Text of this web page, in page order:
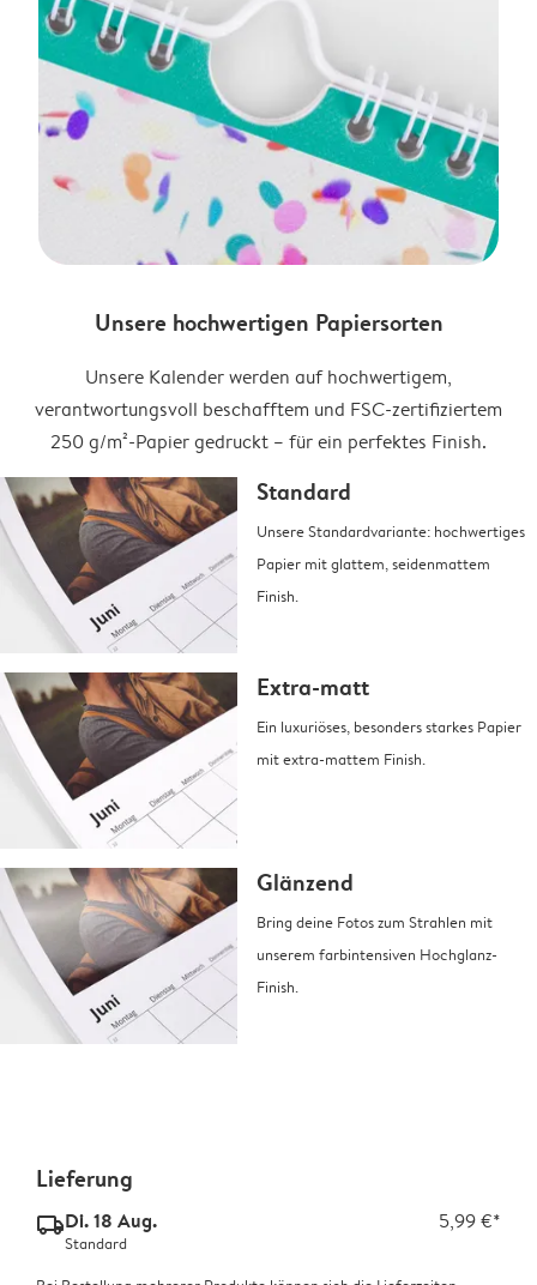
Unsere hochwertigen Papiersorten
Unsere Kalender werden auf hochwertigem,
verantwortungsvoll beschafftem und FSC-zertifiziertem
250 g/m²-Papier gedruckt – für ein perfektes Finish.
Standard
Unsere Standardvariante: hochwertiges
Papier mit glattem, seidenmattem
Finish.
Extra-matt
Ein luxuriöses, besonders starkes Papier
mit extra-mattem Finish.
Glänzend
Bring deine Fotos zum Strahlen mit
unserem farbintensiven Hochglanz-
Finish.
Lieferung
delivery_standard_v2Di. 18 Aug. 5,99 €*
Standard